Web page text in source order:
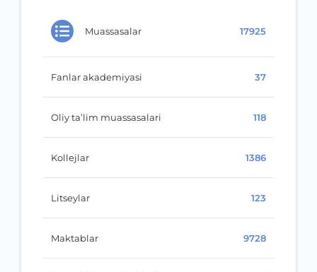
Muassasalar 17925
Fanlar akademiyasi 37
Oliy ta’lim muassasalari 118
Kollejlar 1386
Litseylar 123
Maktablar 9728